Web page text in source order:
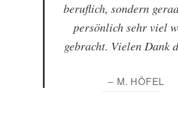
beruflich, sondern
persönlich sehr viel
gebracht. Vielen Dank
– M. HÖFEL